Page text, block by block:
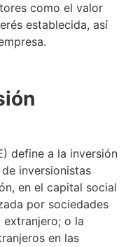
como el valor
establecida, así
define a la inversión
inversionistas
en el capital social
por sociedades
o la
en las